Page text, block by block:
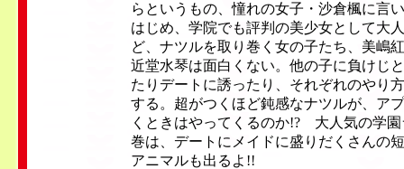
らというもの、憧れの女子・沙倉楓に言
はじめ、学院でも評判の美少女として大
ど、ナツルを取り巻く女の子たち、美嶋
近堂水琴は面白くない。他の子に負けじ
たりデートに誘ったり、それぞれのやり
する。超がつくほど鈍感なナツルが、ア
くときはやってくるのか!? 大人気の学園
巻は、デートにメイドに盛りだくさんの
アニマルも出るよ!!